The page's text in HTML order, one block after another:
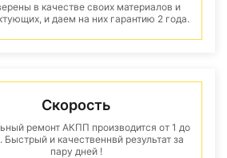
в качестве своих материалов и
и даем на них гарантию 2 года.
Скорость
ремонт АКПП производится от 1 до
Быстрый и качественнвй результат за
пару дней !